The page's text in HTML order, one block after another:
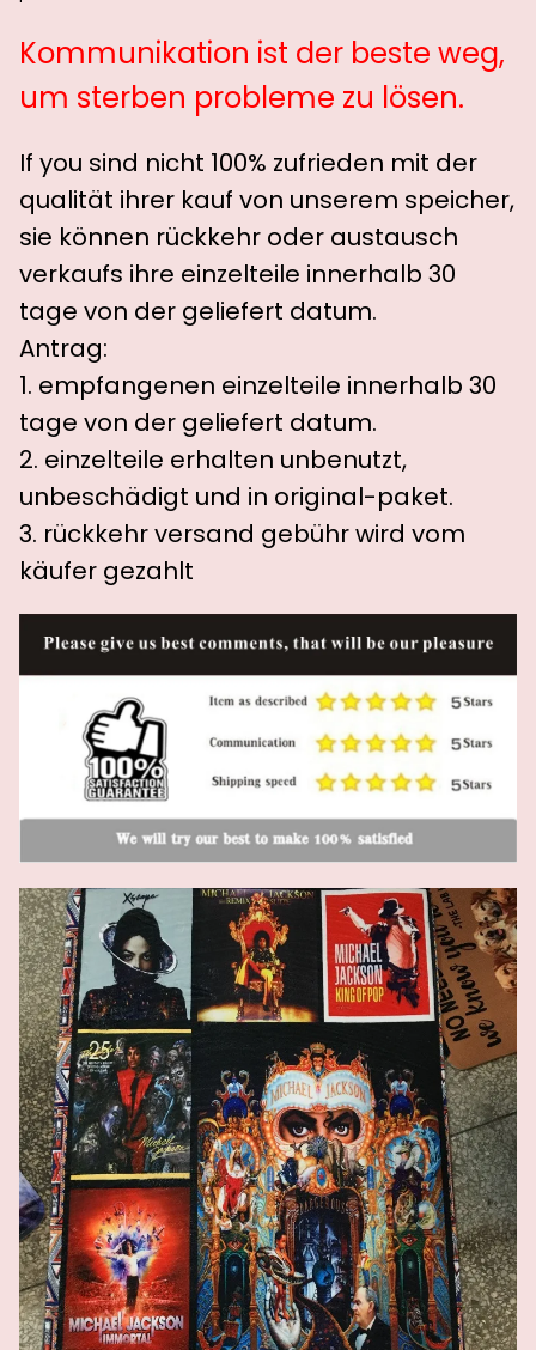
Kommunikation ist der beste weg,
um sterben probleme zu lösen.
If you sind nicht 100% zufrieden mit der
qualität ihrer kauf von unserem speicher,
sie können rückkehr oder austausch
verkaufs ihre einzelteile innerhalb 30
tage von der geliefert datum.
Antrag:
1. empfangenen einzelteile innerhalb 30
tage von der geliefert datum.
2. einzelteile erhalten unbenutzt,
unbeschädigt und in original-paket.
3. rückkehr versand gebühr wird vom
käufer gezahlt